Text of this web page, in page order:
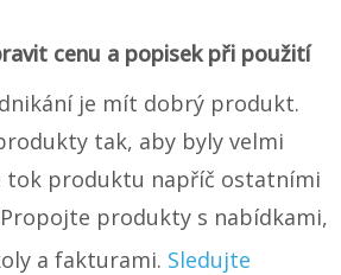
cenu a popisek při použití
je mít dobrý produkt.
tak, aby byly velmi
tok produktu napříč ostatními
produkty s nabídkami,
a fakturami. Sledujte